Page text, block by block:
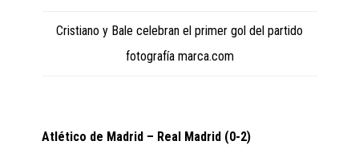
Cristiano y Bale celebran el primer gol del partido
fotografía marca.com
Atlético de Madrid – Real Madrid (0-2)